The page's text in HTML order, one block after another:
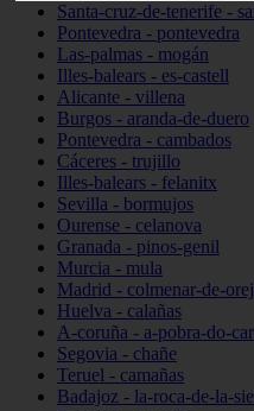
Santa-cruz-de-tenerife -
Pontevedra - pontevedra
Las-palmas - mogán
Illes-balears - es-castell
Alicante - villena
Burgos - aranda-de-duero
Pontevedra - cambados
Cáceres - trujillo
Illes-balears - felanitx
Sevilla - bormujos
Ourense - celanova
Granada - pinos-genil
Murcia - mula
Madrid - colmenar-de-
Huelva - calañas
A-coruña - a-pobra-do-
Segovia - chañe
Teruel - camañas
Badajoz - la-roca-de-la-